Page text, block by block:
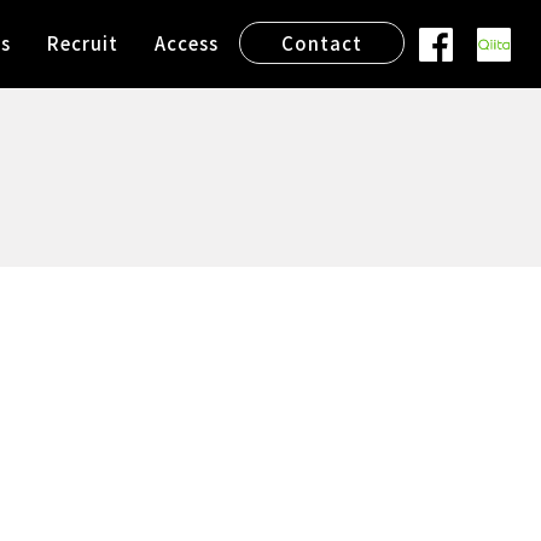
Recruit Access Contact